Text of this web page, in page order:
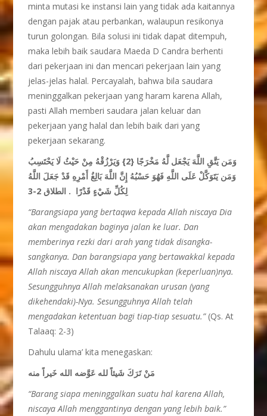
minta mutasi ke instansi lain yang tidak ada kaitannya
dengan pajak atau perbankan, walaupun resikonya
turun golongan. Bila solusi ini tidak dapat ditempuh,
maka lebih baik saudara Maeda D Candra berhenti
dari pekerjaan ini dan mencari pekerjaan lain yang
jelas-jelas halal. Percayalah, bahwa bila saudara
meninggalkan pekerjaan yang haram karena Allah,
pasti Allah memberi saudara jalan keluar dan
pekerjaan yang halal dan lebih baik dari yang
pekerjaan sekarang.
وَمَن يَتَّقِ اللَّهَ يَجْعَل لَّهُ مَخْرَجًا {2} وَيَرْزُقْهُ مِنْ حَيْثُ لَا يَحْتَسِبُ
وَمَن يَتَوَكَّلْ عَلَى اللَّهِ فَهُوَ حَسْبُهُ إِنَّ اللَّهَ بَالِغُ أَمْرِهِ قَدْ جَعَلَ اللَّهُ
لِكُلِّ شَيْءٍ قَدْرًا . الطلاق 2-3
“Barangsiapa yang bertaqwa kepada Allah niscaya Dia
akan mengadakan baginya jalan ke luar. Dan
memberinya rezki dari arah yang tidak disangka-
sangkanya. Dan barangsiapa yang bertawakkal kepada
Allah niscaya Allah akan mencukupkan (keperluan)nya.
Sesungguhnya Allah melaksanakan urusan (yang
dikehendaki)-Nya. Sesungguhnya Allah telah
mengadakan ketentuan bagi tiap-tiap sesuatu.”(Qs. At
Talaaq: 2-3)
Dahulu ulama’ kita menegaskan:
مَنْ تَرَكَ شَيئاً لله عَوَّضه الله خَيراً منه
“Barang siapa meninggalkan suatu hal karena Allah,
niscaya Allah menggantinya dengan yang lebih baik.”